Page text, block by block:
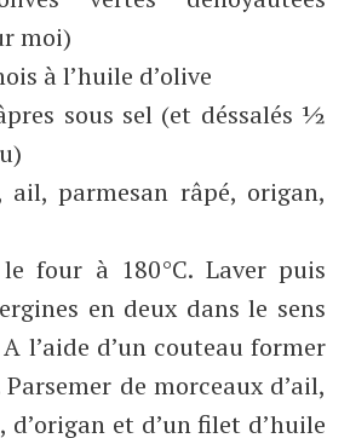
moi)
à l’huile d’olive
sous sel (et déssalés ½
ail, parmesan râpé, origan,
four à 180°C. Laver puis
en deux dans le sens
l’aide d’un couteau former
de morceaux d’ail,
d’origan et d’un filet d’huile